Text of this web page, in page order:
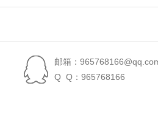
邮箱：
Q Q：965768166